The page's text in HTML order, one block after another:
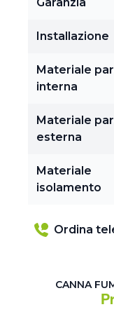
Installazione
Materiale
interna
Materiale
esterna
Materiale
isolamento
Ordina
CANNA